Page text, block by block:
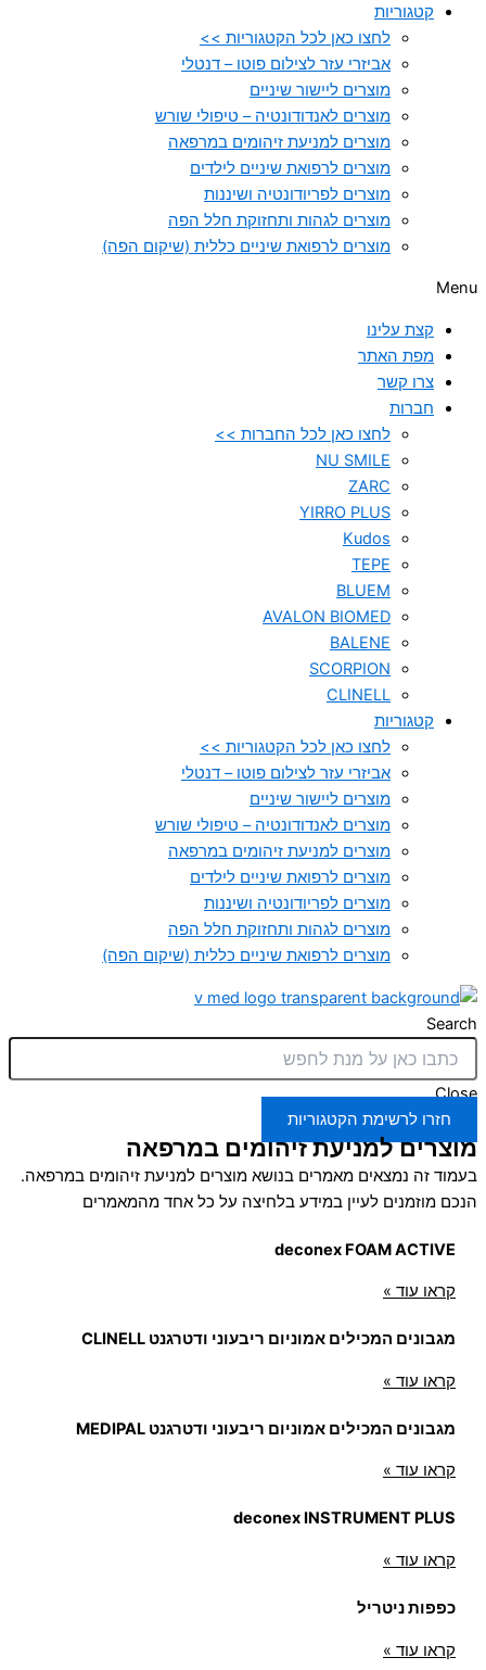
קטגוריות
לחצו כאן לכל הקטגוריות >>
אביזרי עזר לצילום פוטו – דנטלי
מוצרים ליישור שיניים
מוצרים לאנדודונטיה – טיפולי שורש
מוצרים למניעת זיהומים במרפאה
מוצרים לרפואת שיניים לילדים
מוצרים לפריודונטיה ושיננות
מוצרים לגהות ותחזוקת חלל הפה
מוצרים לרפואת שיניים כללית (שיקום הפה)
Menu
קצת עלינו
מפת האתר
צרו קשר
חברות
לחצו כאן לכל החברות >>
NU SMILE
ZARC
YIRRO PLUS
Kudos
TEPE
BLUEM
AVALON BIOMED
BALENE
SCORPION
CLINELL
קטגוריות
לחצו כאן לכל הקטגוריות >>
אביזרי עזר לצילום פוטו – דנטלי
מוצרים ליישור שיניים
מוצרים לאנדודונטיה – טיפולי שורש
מוצרים למניעת זיהומים במרפאה
מוצרים לרפואת שיניים לילדים
מוצרים לפריודונטיה ושיננות
מוצרים לגהות ותחזוקת חלל הפה
מוצרים לרפואת שיניים כללית (שיקום הפה)
Search
Close
חזרו לרשימת הקטגוריות
מוצרים למניעת זיהומים במרפאה
בעמוד זה נמצאים מאמרים בנושא מוצרים למניעת זיהומים במרפאה.
הנכם מוזמנים לעיין במידע בלחיצה על כל אחד מהמאמרים
deconex FOAM ACTIVE
קראו עוד »
מגבונים המכילים אמוניום ריבעוני ודטרגנט CLINELL
קראו עוד »
מגבונים המכילים אמוניום ריבעוני ודטרגנט MEDIPAL
קראו עוד »
deconex INSTRUMENT PLUS
קראו עוד »
כפפות ניטריל
קראו עוד »